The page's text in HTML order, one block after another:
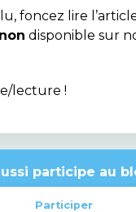
foncez lire
disponible sur
lecture !
participe au
Participer